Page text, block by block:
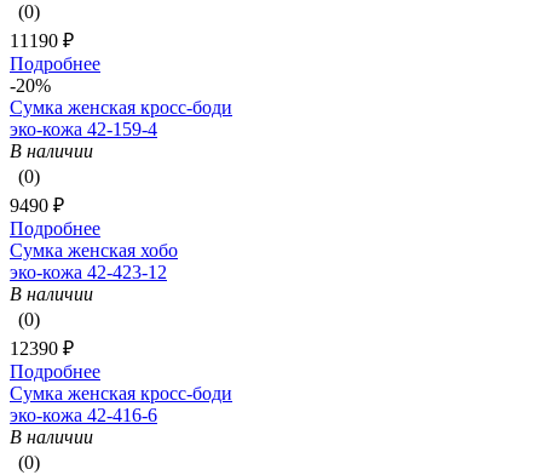
(0)
11190 ₽
Подробнее
-20%
Сумка женская кросс-боди
эко-кожа 42-159-4
В наличии
(0)
9490 ₽
Подробнее
Сумка женская хобо
эко-кожа 42-423-12
В наличии
(0)
12390 ₽
Подробнее
Сумка женская кросс-боди
эко-кожа 42-416-6
В наличии
(0)